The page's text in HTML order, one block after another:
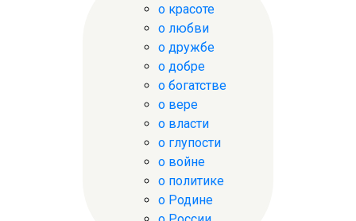
о красоте
о любви
о дружбе
о добре
о богатстве
о вере
о власти
о глупости
о войне
о политике
о Родине